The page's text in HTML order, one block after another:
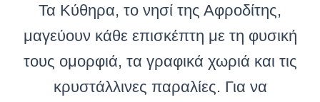
Τα Κύθηρα, το νησί της Αφροδίτης,
μαγεύουν κάθε επισκέπτη με τη φυσική
τους ομορφιά, τα γραφικά χωριά και τις
κρυστάλλινες παραλίες. Για να